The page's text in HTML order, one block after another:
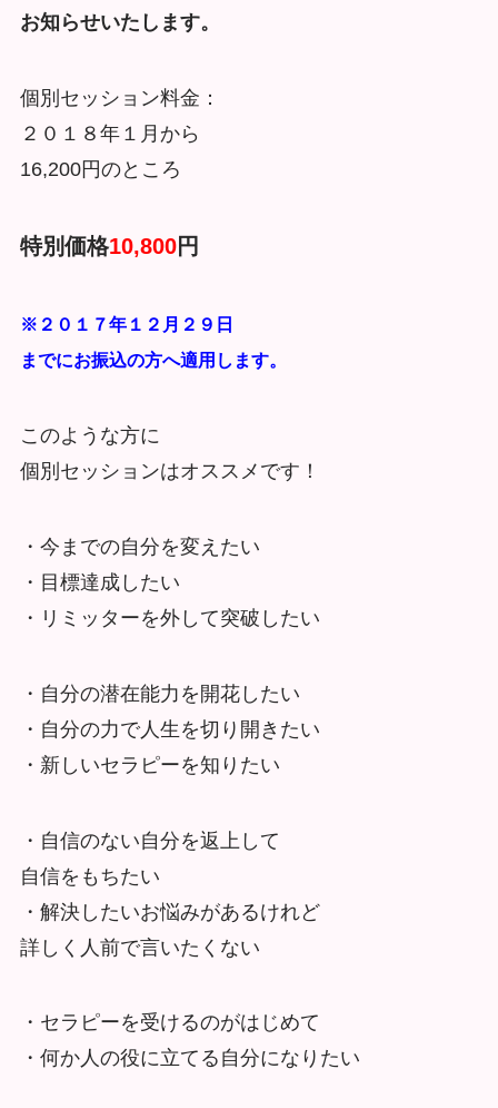
お知らせいたします。
個別セッション料金：
２０１８年１月から
16,200円のところ
特別価格10,800円
※２０１７年１２月２９日
までにお振込の方へ適用します。
このような方に
個別セッションはオススメです！
・今までの自分を変えたい
・目標達成したい
・リミッターを外して突破したい
・自分の潜在能力を開花したい
・自分の力で人生を切り開きたい
・新しいセラピーを知りたい
・自信のない自分を返上して
自信をもちたい
・解決したいお悩みがあるけれど
詳しく人前で言いたくない
・セラピーを受けるのがはじめて
・何か人の役に立てる自分になりたい